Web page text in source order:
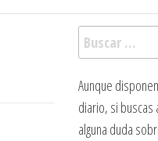
Buscar:
Aunque
diario, si buscas
alguna duda